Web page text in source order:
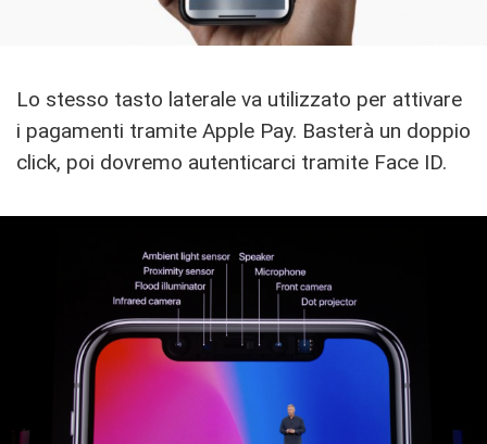
Lo stesso tasto laterale va utilizzato per attivare
i pagamenti tramite Apple Pay. Basterà un doppio
click, poi dovremo autenticarci tramite Face ID.